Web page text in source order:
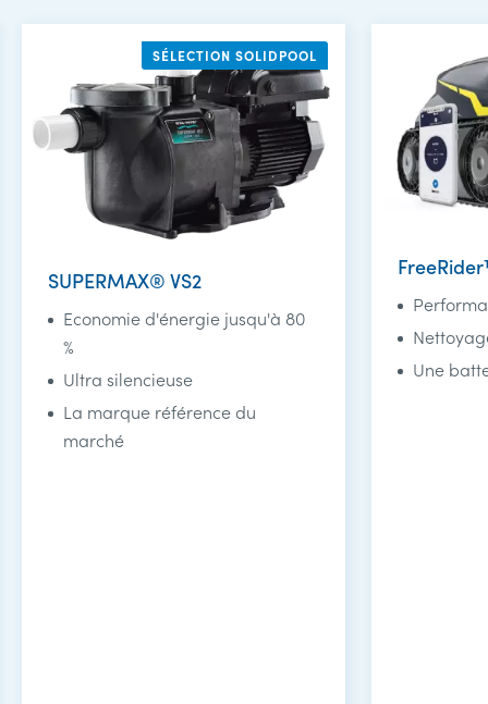
SÉLECTION SOLIDPOOL
SUPERMAX® VS2
Economie d'énergie jusqu'à 80
%
Ultra silencieuse
La marque référence du
marché
Une